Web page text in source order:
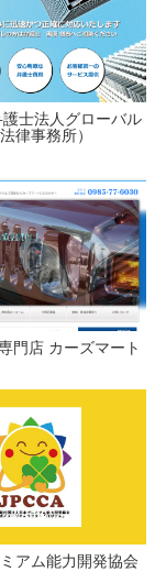
士法人グローバル
律事務所）
門店 カーズマート
アム能力開発協会